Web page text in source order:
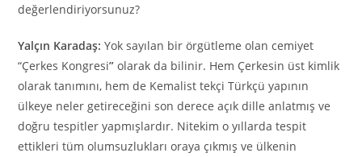
değerlendiriyorsunuz?
Yalçın Karadaş: Yok sayılan bir örgütleme olan cemiyet
“Çerkes Kongresi” olarak da bilinir. Hem Çerkesin üst kimlik
olarak tanımını, hem de Kemalist tekçi Türkçü yapının
ülkeye neler getireceğini son derece açık dille anlatmış ve
doğru tespitler yapmışlardır. Nitekim o yıllarda tespit
ettikleri tüm olumsuzlukları oraya çıkmış ve ülkenin